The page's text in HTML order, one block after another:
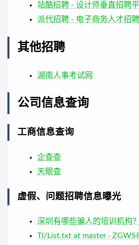
站酷招聘 - 设计师垂直招聘
派代招聘 - 电子商务人才招
其他招聘
湖南人事考试网
公司信息查询
工商信息查询
企查查
天眼查
虚假、问题招聘信息曝光
深圳有哪些骗人的培训机构
TI/List.txt at master ·